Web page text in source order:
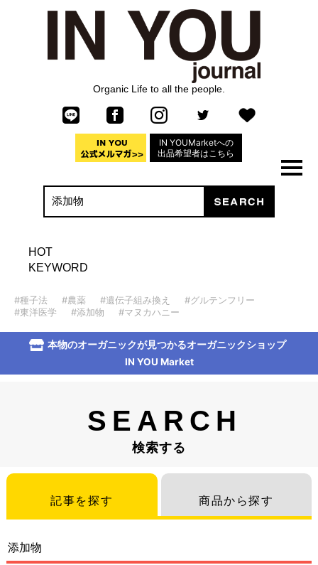
Organic Life to all the people.
IN YOUMarketへの
出品希望者はこちら
HOT
KEYWORD
#種子法 #農薬 #遺伝子組み換え
#グルテンフリー
#東洋医学
#添加物 #マヌカハニー
本物のオーガニックが見つかるオーガニックショップ
IN YOU Market
SEARCH
検索する
記事を探す 商品から探す